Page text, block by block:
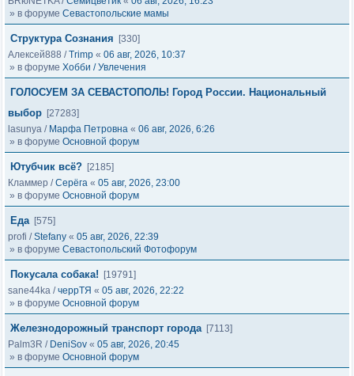
» в форуме Севастопольские мамы
Структура Сознания
[330]
Алексей888 /Trimp « 06 авг, 2026, 10:37
» в форуме Хобби / Увлечения
ГОЛОСУЕМ ЗА СЕВАСТОПОЛЬ! Город России. Национальный
выбор [27283]
lasunya / Марфа Петровна « 06 авг, 2026, 6:26
» в форуме Основной форум
Ютубчик всё? [2185]
Кламмер /Серёга « 05 авг, 2026, 23:00
» в форуме Основной форум
Еда [575]
profi /Stefany « 05 авг, 2026, 22:39
» в форуме Севастопольский Фотофорум
Покусала собака!
[19791]
sane44ka /черрТЯ « 05 авг, 2026, 22:22
» в форуме Основной форум
Железнодорожный транспорт города [7113]
Palm3R / DeniSov « 05 авг, 2026, 20:45
» в форуме Основной форум